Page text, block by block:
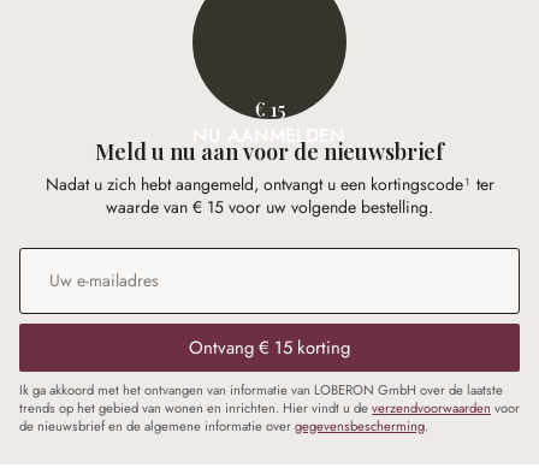
€ 15
NU AANMELDEN
Meld u nu aan voor de nieuwsbrief
Nadat u zich hebt aangemeld, ontvangt u een kortingscode¹ ter
waarde van € 15 voor uw volgende bestelling.
E-mailadres
Ontvang € 15 korting
Ik ga akkoord met het ontvangen van informatie van LOBERON GmbH over de laatste
trends op het gebied van wonen en inrichten. Hier vindt u deverzendvoorwaarden voor
de nieuwsbrief en de algemene informatie overgegevensbescherming.